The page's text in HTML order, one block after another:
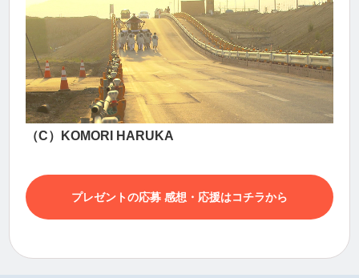
（C）KOMORI HARUKA
プレゼントの応募 感想・応援はコチラから